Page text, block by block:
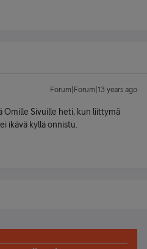
Forum|Forum|13 years ago
Omille Sivuille heti, kun liittymä
ikävä kyllä onnistu.